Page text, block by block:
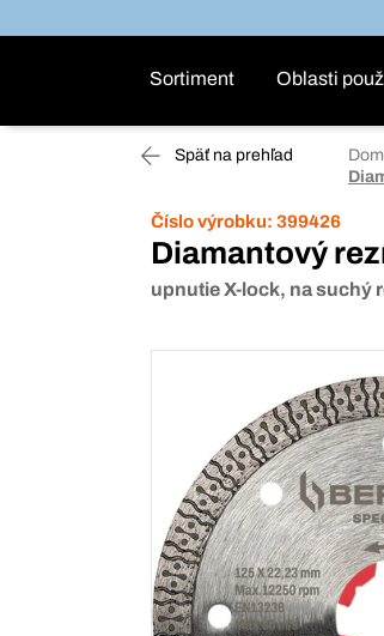
Sortiment Oblasti
Späť na prehľad
Číslo výrobku: 399426
Diamantový
upnutie X-lock, na suchý